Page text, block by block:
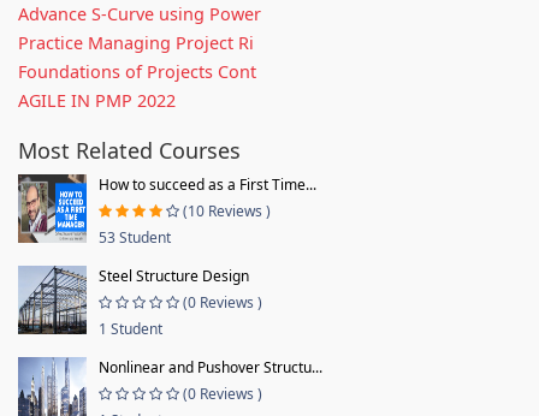
Advance S-Curve using Power
Practice Managing Project Ri
Foundations of Projects Cont
AGILE IN PMP 2022
Most Related Courses
How to succeed as a First Time...
(10 Reviews )
53 Student
Steel Structure Design
(0 Reviews )
1 Student
Nonlinear and Pushover Structu...
(0 Reviews )